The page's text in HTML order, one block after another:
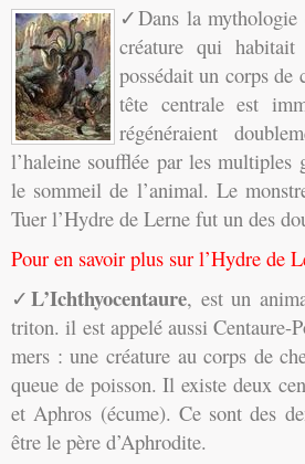
✓Dans la
créature qui
possédait un corps
tête centrale est
régénéraient
l’haleine soufflée par les
le sommeil de l’animal. Le
Tuer l’Hydre de Lerne fut un des
Pour en savoir plus sur l’Hydre de
✓L’Ichthyocentaure, est un
triton. il est appelé aussi Centaure-
mers : une créature au corps de
queue de poisson. Il existe deux
et Aphros (écume). Ce sont des
être le père d’Aphrodite.